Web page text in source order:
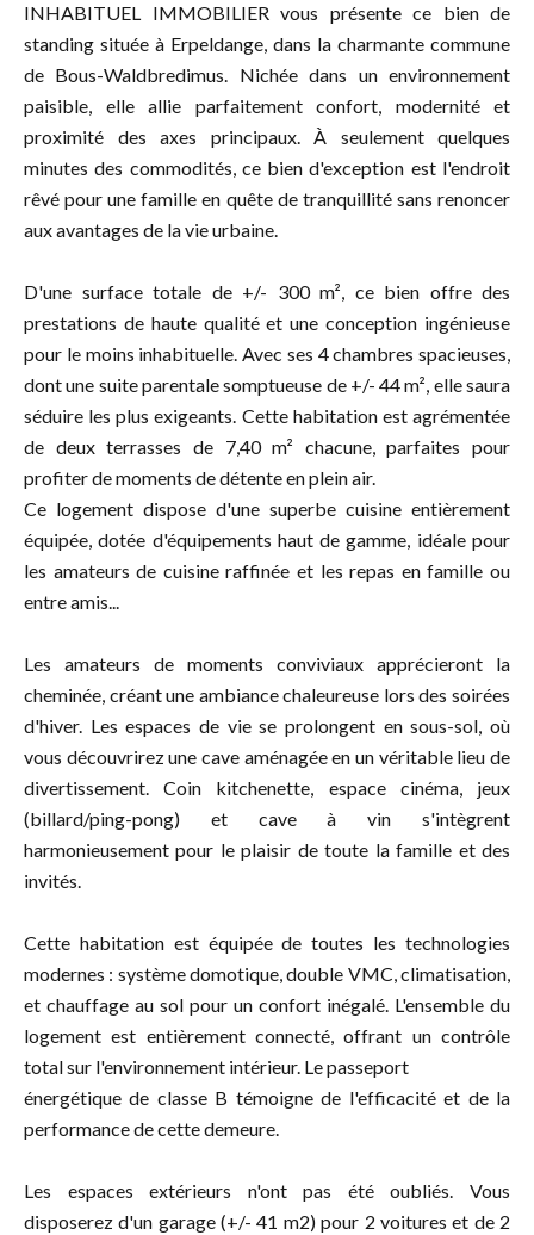
INHABITUEL IMMOBILIER vous présente ce bien de
standing située à Erpeldange, dans la charmante commune
de Bous-Waldbredimus. Nichée dans un environnement
paisible, elle allie parfaitement confort, modernité et
proximité des axes principaux. À seulement quelques
minutes des commodités, ce bien d'exception est l'endroit
rêvé pour une famille en quête de tranquillité sans renoncer
aux avantages de la vie urbaine.
D'une surface totale de +/- 300 m², ce bien offre des
prestations de haute qualité et une conception ingénieuse
pour le moins inhabituelle. Avec ses 4 chambres spacieuses,
dont une suite parentale somptueuse de +/- 44 m², elle saura
séduire les plus exigeants. Cette habitation est agrémentée
de deux terrasses de 7,40 m² chacune, parfaites pour
profiter de moments de détente en plein air.
Ce logement dispose d'une superbe cuisine entièrement
équipée, dotée d'équipements haut de gamme, idéale pour
les amateurs de cuisine raffinée et les repas en famille ou
entre amis...
Les amateurs de moments conviviaux apprécieront la
cheminée, créant une ambiance chaleureuse lors des soirées
d'hiver. Les espaces de vie se prolongent en sous-sol, où
vous découvrirez une cave aménagée en un véritable lieu de
divertissement. Coin kitchenette, espace cinéma, jeux
(billard/ping-pong) et cave à vin s'intègrent
harmonieusement pour le plaisir de toute la famille et des
invités.
Cette habitation est équipée de toutes les technologies
modernes : système domotique, double VMC, climatisation,
et chauffage au sol pour un confort inégalé. L'ensemble du
logement est entièrement connecté, offrant un contrôle
total sur l'environnement intérieur. Le passeport
énergétique de classe B témoigne de l'efficacité et de la
performance de cette demeure.
Les espaces extérieurs n'ont pas été oubliés. Vous
disposerez d'un garage (+/- 41 m2) pour 2 voitures et de 2